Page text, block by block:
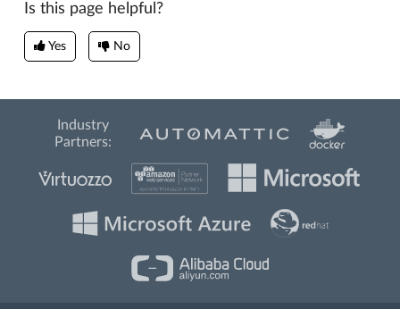
Is this page helpful?
Yes No
Industry
Partners: